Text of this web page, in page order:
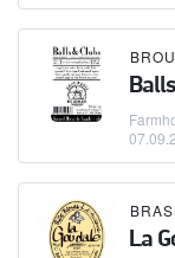
La